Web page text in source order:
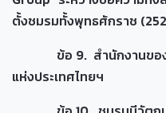
ตั้งชมรมทั้งพุทธศักราช
ข้อ 9. สำนักงานของช
แห่งประเทศไทยฯ